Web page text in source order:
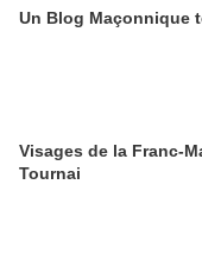
Un Blog Maçonnique
Visages de la Franc-
Tournai